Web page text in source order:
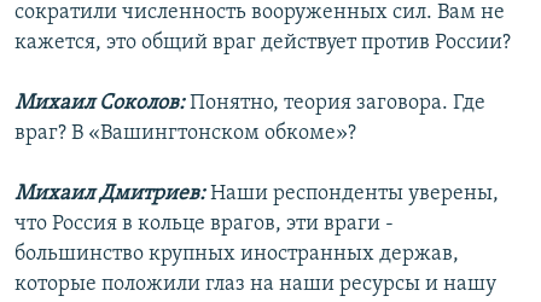
сократили численность вооруженных сил. Вам не
кажется, это общий враг действует против России?
Михаил Соколов:Понятно, теория заговора. Где
враг? В «Вашингтонском обкоме»?
Михаил Дмитриев:Наши респонденты уверены,
что Россия в кольце врагов, эти враги -
большинство крупных иностранных держав,
которые положили глаз на наши ресурсы и нашу